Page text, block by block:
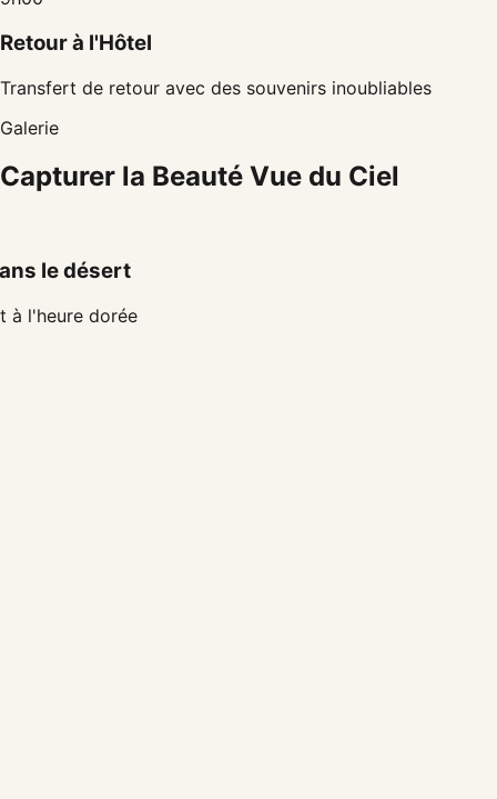
Retour à l'Hôtel
Transfert de retour avec des souvenirs inoubliables
Galerie
Capturer la Beauté Vue du Ciel
le désert
à l'heure dorée